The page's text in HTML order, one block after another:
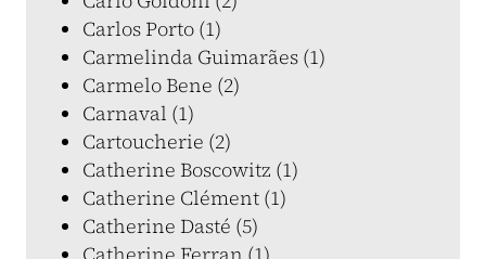
Carlos Porto (1)
Carmelinda Guimarães (1)
Carmelo Bene (2)
Carnaval (1)
Cartoucherie (2)
Catherine Boscowitz (1)
Catherine Clément (1)
Catherine Dasté (5)